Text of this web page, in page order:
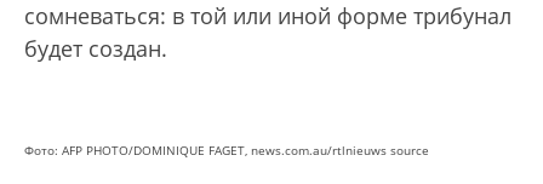
сомневаться: в той или иной форме трибунал
будет создан.
Фото: AFP PHOTO/DOMINIQUE FAGET, news.com.au/rtlnieuws source